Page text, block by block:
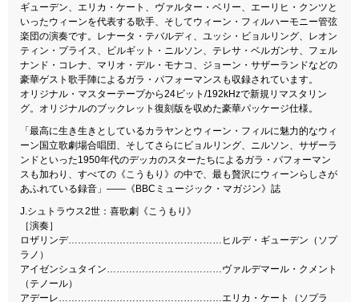
ギューデン、エリカ・ケート、ヴァルター・ベリー、エーリヒ・クンツと
いったウィーンを代表する歌手、そしてウィーン・フィルハーモニー管弦
楽団の演奏です。レナータ・テバルディ、ユッシ・ビョルリング、レオン
ティン・プライス、ビルギット・ニルソン、テレサ・ベルガンサ、フェル
ナンド・コレナ、マリオ・デル・モナコ、ジョーン・サザーランドなどの
豪華ゲスト歌手陣によるガラ・パフォーマンスも収録されています。
オリジナル・マスターテープから24ビット/192kHzで新規リマスタリン
グ。オリジナルのブックレット復刻版を収めた豪華パッケージ仕様。
「最高に生き生きとしているカラヤンとウィーン・フィルに魅力的なウィ
ーン国立歌劇場合唱団、そしてさらにビョルリング、ニルソン、サザーラ
ンドといった1950年代のデッカのスターたちによるガラ・パフォーマン
スも加わり、すべての《こうもり》の中で、最も贅沢にウィーンらしさが
あふれている録音」――《BBCミュージック・マガジン》誌
J.シュトラウス2世：喜歌劇《こうもり》
［演奏］
ロザリンデ…………………………………………ヒルデ・ギューデン（ソプ
ラノ）
アイゼンシュタイン………………………………ヴァルデマール・クメント
（テノール）
アデーレ……………………………………………エリカ・ケート（ソプラ